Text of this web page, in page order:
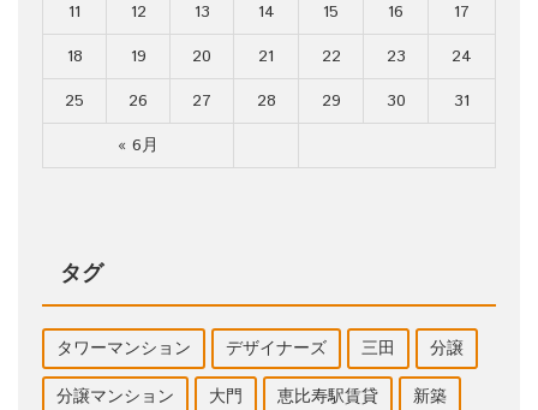
« 6月
11
12 13 14 15 16
17
18
19 20 21 22 23
24
25
26 27 28 29 30 31
タグ
タワーマンション デザイナーズ 三田
分譲
分譲マンション
大門 恵比寿駅賃貸
新築